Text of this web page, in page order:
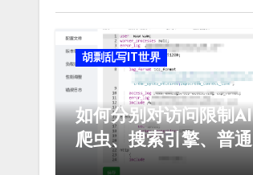
胡剽乱写IT世界
如何分别对访问限制AI
爬虫、搜索引擎、普通
用户的访问频次